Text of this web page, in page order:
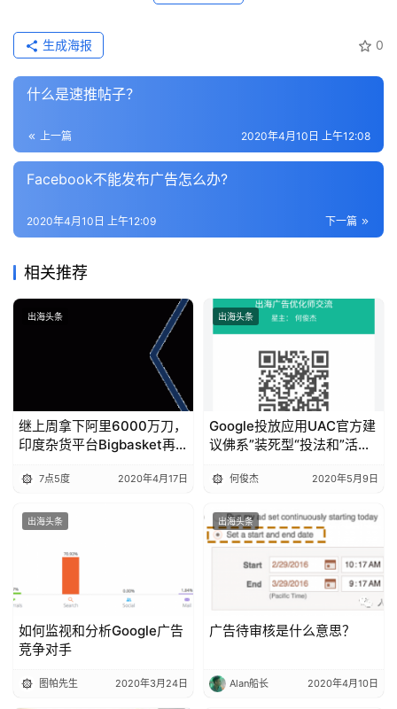
首
页
推
运
实
战
分
解
盘
手
C
b
货
精
选
0
生成海报
什么是速推帖子？
上一篇 2020年4月10日 上午12:08
Facebook不能发布广告怎么办?
下一篇
2020年4月10日 上午12:09
相关推荐
出海头条
继上周拿下阿里6000万刀，
印度杂货平台Bigbasket再
7点5度 2020年4月17日
出海头条
Google投放应用UAC官方建
议佛系”装死型“投法和”活跃
何俊杰 2020年5月9日
出海头条
如何监视和分析Google广告
竞争对手
图帕先生 2020年3月24日
出海头条
广告待审核是什么意思？
Alan船长 2020年4月10日